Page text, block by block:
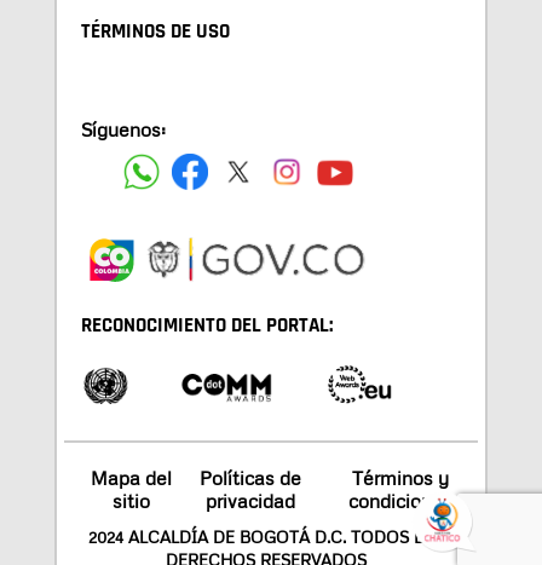
TÉRMINOS DE USO
Síguenos:
RECONOCIMIENTO DEL PORTAL:
Mapa del
sitio
Políticas de
privacidad
Términos y
condiciones
2024 ALCALDÍA DE BOGOTÁ D.C. TODOS LOS
DERECHOS RESERVADOS